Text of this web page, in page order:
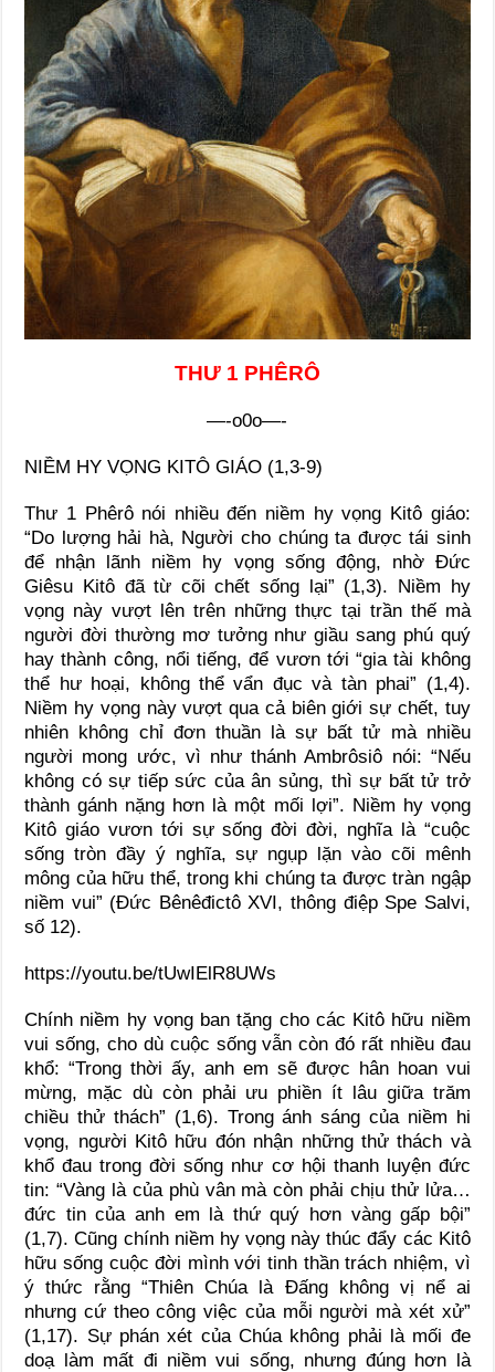
THƯ 1 PHÊRÔ
—-o0o—-
NIỀM HY VỌNG KITÔ GIÁO (1,3-9)
Thư 1 Phêrô nói nhiều đến niềm hy vọng Kitô giáo:
“Do lượng hải hà, Người cho chúng ta được tái sinh
để nhận lãnh niềm hy vọng sống động, nhờ Đức
Giêsu Kitô đã từ cõi chết sống lại” (1,3). Niềm hy
vọng này vượt lên trên những thực tại trần thế mà
người đời thường mơ tưởng như giầu sang phú quý
hay thành công, nổi tiếng, để vươn tới “gia tài không
thể hư hoại, không thể vẩn đục và tàn phai” (1,4).
Niềm hy vọng này vượt qua cả biên giới sự chết, tuy
nhiên không chỉ đơn thuần là sự bất tử mà nhiều
người mong ước, vì như thánh Ambrôsiô nói: “Nếu
không có sự tiếp sức của ân sủng, thì sự bất tử trở
thành gánh nặng hơn là một mối lợi”. Niềm hy vọng
Kitô giáo vươn tới sự sống đời đời, nghĩa là “cuộc
sống tròn đầy ý nghĩa, sự ngụp lặn vào cõi mênh
mông của hữu thể, trong khi chúng ta được tràn ngập
niềm vui” (Đức Bênêđictô XVI, thông điệp Spe Salvi,
số 12).
https://youtu.be/tUwIElR8UWs
Chính niềm hy vọng ban tặng cho các Kitô hữu niềm
vui sống, cho dù cuộc sống vẫn còn đó rất nhiều đau
khổ: “Trong thời ấy, anh em sẽ được hân hoan vui
mừng, mặc dù còn phải ưu phiền ít lâu giữa trăm
chiều thử thách” (1,6). Trong ánh sáng của niềm hi
vọng, người Kitô hữu đón nhận những thử thách và
khổ đau trong đời sống như cơ hội thanh luyện đức
tin: “Vàng là của phù vân mà còn phải chịu thử lửa…
đức tin của anh em là thứ quý hơn vàng gấp bội”
(1,7). Cũng chính niềm hy vọng này thúc đẩy các Kitô
hữu sống cuộc đời mình với tinh thần trách nhiệm, vì
ý thức rằng “Thiên Chúa là Đấng không vị nể ai
nhưng cứ theo công việc của mỗi người mà xét xử”
(1,17). Sự phán xét của Chúa không phải là mối đe
doạ làm mất đi niềm vui sống, nhưng đúng hơn là